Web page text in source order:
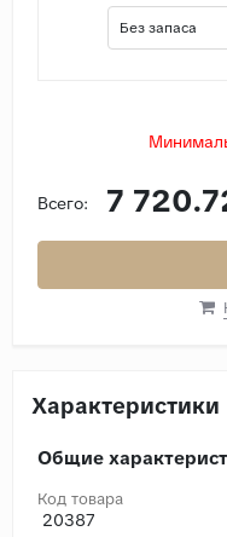
Без запаса
Всего: 7
Характеристики
Общие
Код товара
20387